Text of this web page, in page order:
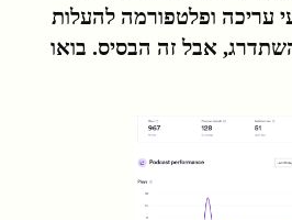
עריכה ופלטפורמה להעלות
אבל זה הבסיס. בואו